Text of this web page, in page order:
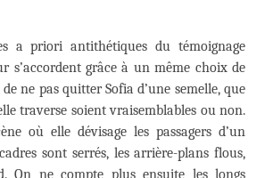
a priori antithétiques du témoignage
s’accordent grâce à un même choix de
ne pas quitter Sofia d’une semelle, que
traverse soient vraisemblables ou non.
où elle dévisage les passagers d’un
sont serrés, les arrière-plans flous,
On ne compte plus ensuite les longs